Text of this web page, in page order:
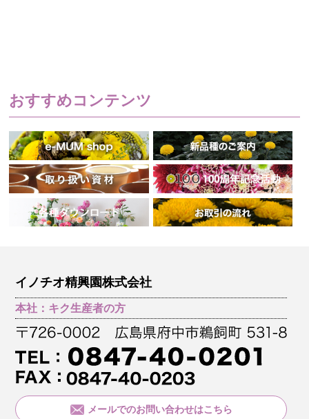
おすすめコンテンツ
イノチオ精興園株式会社
本社：キク生産者の方
メールでのお問い合わせはこちら